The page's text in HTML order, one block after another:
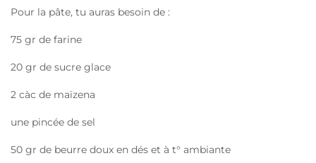
Pour la pâte, tu auras besoin de :
75 gr de farine
20 gr de sucre glace
2 càc de maïzena
une pincée de sel
50 gr de beurre doux en dés et à t° ambiante